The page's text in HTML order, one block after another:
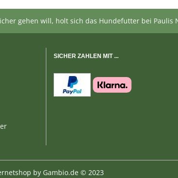
gehen will, holt sich das Hundefutter bei Paulis
SICHER ZAHLEN MIT ...
by Gambio.de © 2023